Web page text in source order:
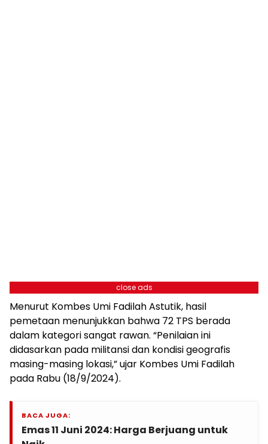
close ads
Menurut Kombes Umi Fadilah Astutik, hasil
pemetaan menunjukkan bahwa 72 TPS berada
dalam kategori sangat rawan. “Penilaian ini
didasarkan pada militansi dan kondisi geografis
masing-masing lokasi,” ujar Kombes Umi Fadilah
pada Rabu (18/9/2024).
BACA JUGA:
Emas 11 Juni 2024: Harga Berjuang untuk